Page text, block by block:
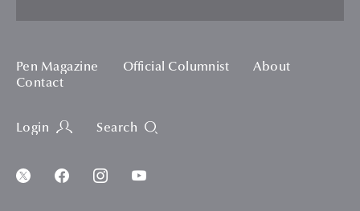
Pen Magazine Official Columnist
About
Contact
Login Search